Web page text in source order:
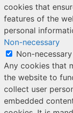
cookies that
features of the
personal
Non-necessary
Non-necessary
Any cookies that
the website to
collect user
embedded